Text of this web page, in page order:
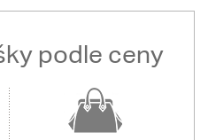
podle ceny